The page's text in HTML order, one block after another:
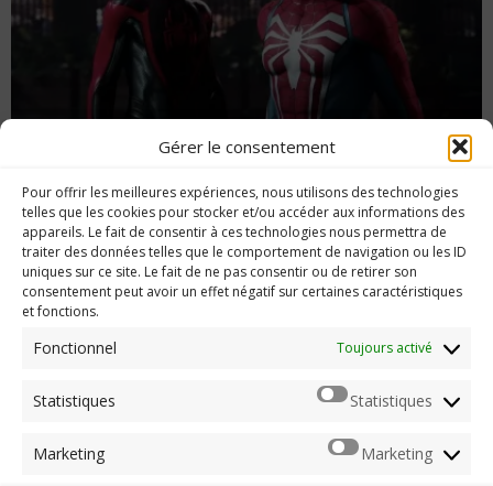
Gérer le consentement
Pour offrir les meilleures expériences, nous utilisons des technologies
telles que les cookies pour stocker et/ou accéder aux informations des
appareils. Le fait de consentir à ces technologies nous permettra de
traiter des données telles que le comportement de navigation ou les ID
uniques sur ce site. Le fait de ne pas consentir ou de retirer son
consentement peut avoir un effet négatif sur certaines caractéristiques
et fonctions.
Fonctionnel Toujours activé
Statistiques Statistiques
Marketing Marketing
fonctionne encore ?
Imerod.fr est un site traitant de l'univers du jeu vidéo. Toute
reproduction partielle ou complète sans autorisation préalable
Mentions légales
Qui suis-je ?